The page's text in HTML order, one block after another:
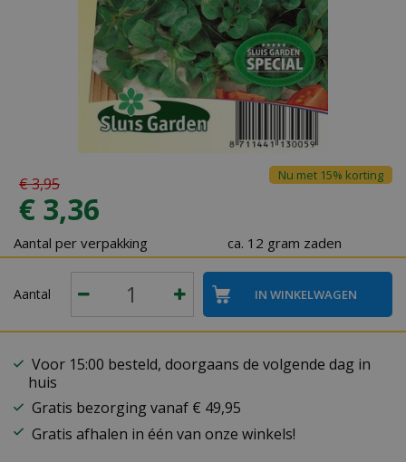
€3,95
€ 3,36
Nu met 15% korting
Aantal per verpakking ca. 12 gram zaden
Aantal
Voor 15:00 besteld, doorgaans de volgende dag in
huis
Gratis bezorging vanaf € 49,95
Gratis afhalen in één van onze winkels!